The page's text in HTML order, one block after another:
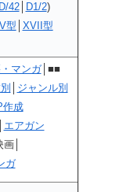
D/42│ D1/2)
型
XVII型
マンガ│■■
ジャンル別
作成
エアガン
│
ガ